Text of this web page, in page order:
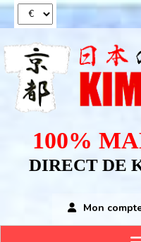
100%
DIRECT DE
Mon
Panneau de gestion des